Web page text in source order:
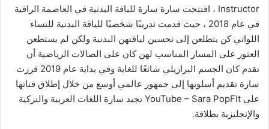
Instructor ، افتتحت سارة سارة للياقة البدنية في العاصمة الراقية
في عام 2018 ، حيث قدمت تدريبًا شخصيًا للياقة البدنية للنساء
اللواتي كن يتطلعن إلى تحسين لياقتهن البدنية ولكن لم يستطعن ​​
العثور على المسار المناسب لهن كان على الصالات الرياضية أن
تقدم كان الجسم البرازيلي شائعًا للغاية وفي بداية عام 2019 قررت
سارة تقديم أسلوبها إلى جمهور عالمي أوسع من خلال إطلاق قناتها
على YouTube – Sara PopFIt تجيد سارة اللغات العربية والتركية
والإنجليزية بطلاقة.